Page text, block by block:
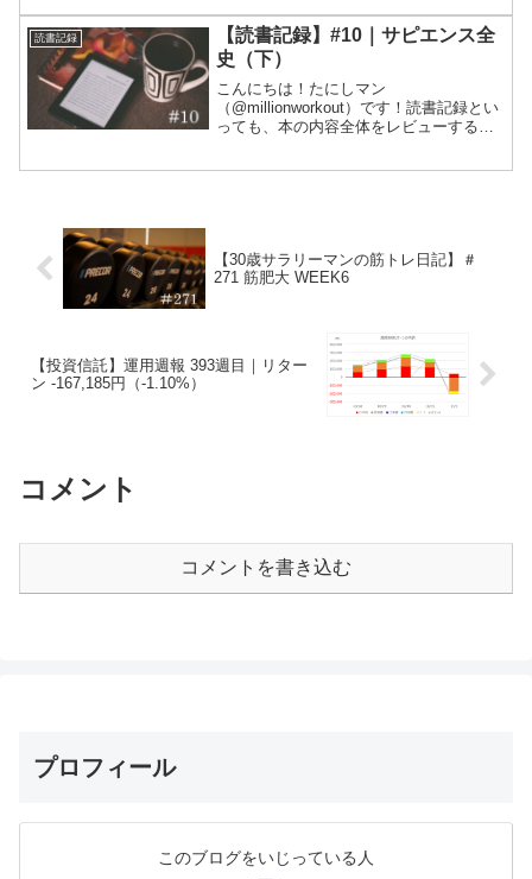
る人は友達のいない陰キャラぐらいだろ
うと思っていました。...
読書記録
【読書記録】#10｜サピエンス全
史（下）
こんにちは！たにしマン
（@millionworkout）です！読書記録とい
っても、本の内容全体をレビューすると
【30歳サラリーマンの筋トレ日記】＃
271 筋肥大 WEEK6
【投資信託】運用週報 393週目｜リター
ン -167,185円（-1.10%）
コメント
コメントを書き込む
プロフィール
このブログをいじっている人